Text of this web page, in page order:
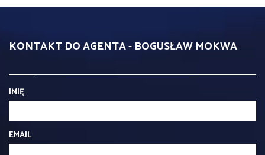
KONTAKT DO AGENTA - BOGUSŁAW MOKWA
IMIĘ
EMAIL